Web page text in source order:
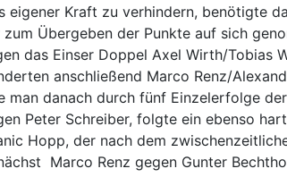
Kraft zu verhindern, benötigte
Übergeben der Punkte auf sich
das Einser Doppel Axel Wirth/Tobias
anschließend Marco Renz/
danach durch fünf Einzelerfolge
Peter Schreiber, folgte ein ebenso
Hopp, der nach dem
Marco Renz gegen Gunter